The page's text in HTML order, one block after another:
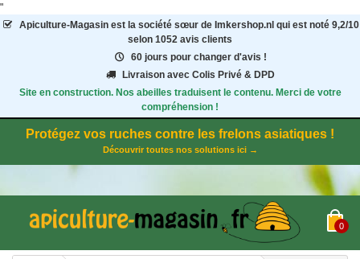
"
Apiculture-Magasinest la société sœur de Imkershop.nl qui est noté 9,2/10
selon 1052 avis clients
60 jours pour changer d'avis !
Livraison avec Colis Privé & DPD
Site en construction. Nos abeilles traduisent le contenu. Merci de votre
compréhension !
Protégez vos ruches contre les frelons asiatiques !
Découvrir toutes nos solutions ici →
0